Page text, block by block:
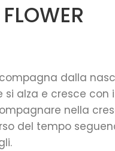
dalla
alza e cresce con
nella
del tempo